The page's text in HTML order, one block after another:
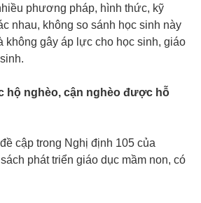
phương pháp, hình thức, kỹ
nhau, không so sánh học sinh này
không gây áp lực cho học sinh, giáo
hộ nghèo, cận nghèo được hỗ
cập trong Nghị định 105 của
phát triển giáo dục mầm non, có